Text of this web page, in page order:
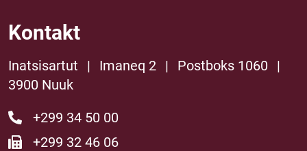
Kontakt
Inatsisartut | Imaneq 2 | Postboks 1060
|
3900 Nuuk
+299 34 50 00
+299 32 46 06